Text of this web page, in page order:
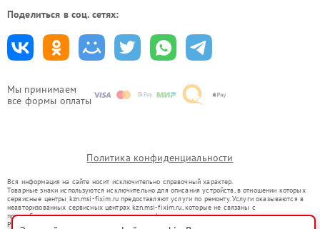
Мы принимаем
все формы оплаты
Поделиться в соц. сетях:
Политика конфиденциальности
Вся информация на сайте носит исключительно справочный характер.
Товарные знаки используются исключительно для описания устройств, в отношении которых
сервисные центры kzn.msi-fixim.ru предоставляют услуги по ремонту. Услуги оказываются в
неавторизованных сервисных центрах kzn.msi-fixim.ru, которые не связаны с
правообладателями товарных знаков или их официальными представителями.
Ремонт осуществляется для устройств, уже введенных в гражданский оборот в соответствии